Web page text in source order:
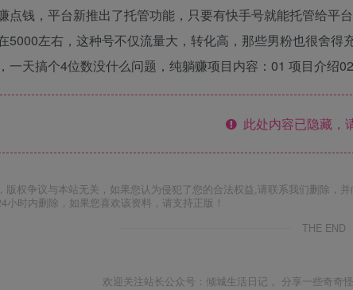
点钱，平台新推出了托管功能，只要有快手号就能托管给
5000左右，这种号不仅流量大，转化高，那些男粉也很舍
一天搞个4位数没什么问题，纯躺赚项目内容：01 项目介绍
此处内容已隐藏，
版权争议与本站无关，如果您认为侵犯了您的合法权益,请联系我们删除，
小时内删除，如果您喜欢该资料，请支持正版！
THE END
欢迎关注站长公众号：倾城生活日记 。分享一些奇奇